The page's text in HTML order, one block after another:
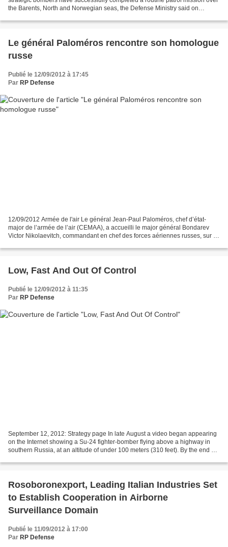
the Barents, North and Norwegian seas, the Defense Ministry said on
Le général Paloméros rencontre son homologue
russe
Publié le 12/09/2012 à 17:45
Par RP Defense
12/09/2012 Armée de l'air Le général Jean-Paul Paloméros, chef d’état-
major de l’armée de l’air (CEMAA), a accueilli le major général Bondarev
Victor Nikolaevitch, commandant en chef des forces aériennes russes, sur la
Low, Fast And Out Of Control
Publié le 12/09/2012 à 11:35
Par RP Defense
September 12, 2012: Strategy page In late August a video began appearing
on the Internet showing a Su-24 fighter-bomber flying above a highway in
southern Russia, at an altitude of under 100 meters (310 feet). By the end of
Rosoboronexport, Leading Italian Industries Set
to Establish Cooperation in Airborne
Surveillance Domain
Publié le 11/09/2012 à 17:00
Par RP Defense